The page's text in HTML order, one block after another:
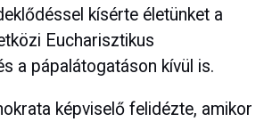
kísérte életünket a
Eucharisztikus
a pápalátogatáson kívül is.
képviselő felidézte, amikor